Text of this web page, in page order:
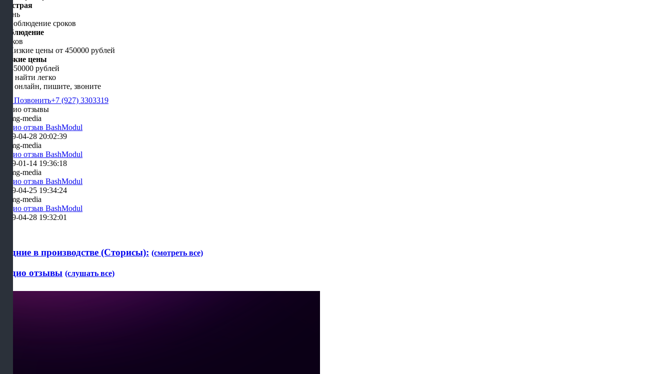
Быстрая
бронь
Соблюдение
сроков
Низкие цены
от 450000 рублей
Нас найти легко
Мы онлайн, пишите, звоните
Позвонить+7 (927) 3303319
Аудио отзывы
Аудио отзыв BashModul
2019-04-28 20:02:39
Аудио отзыв BashModul
2019-01-14 19:36:18
Аудио отзыв BashModul
2019-04-25 19:34:24
Аудио отзыв BashModul
2019-04-28 19:32:01
Будние в производстве (Сторисы): (смотреть все)
Аудио отзывы (слушать все)